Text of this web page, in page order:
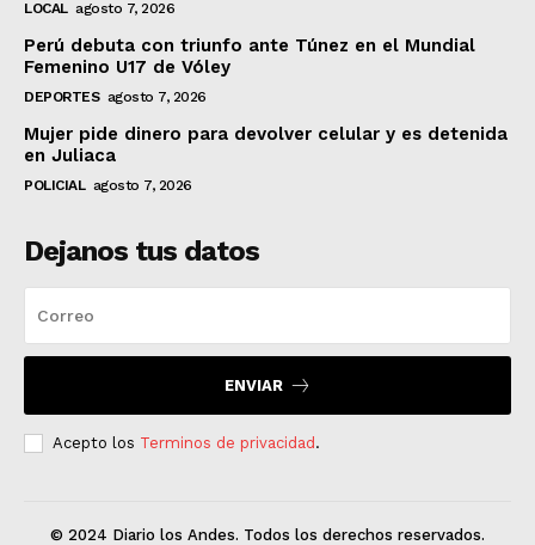
LOCAL agosto 7, 2026
Perú debuta con triunfo ante Túnez en el Mundial
Femenino U17 de Vóley
DEPORTES agosto 7, 2026
Mujer pide dinero para devolver celular y es detenida
en Juliaca
POLICIAL agosto 7, 2026
Dejanos tus datos
ENVIAR
Acepto los Terminos de privacidad.
© 2024 Diario los Andes. Todos los derechos reservados.